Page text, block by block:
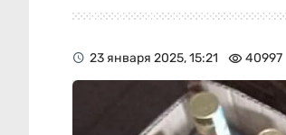
23 января 2025, 15:21 40997